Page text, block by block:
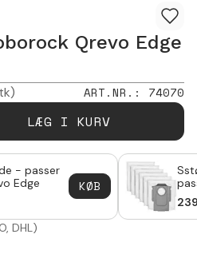
Qrevo Edge
ART.NR. : 74070
LÆG I KURV
- passer
Edge
KØB
DHL)